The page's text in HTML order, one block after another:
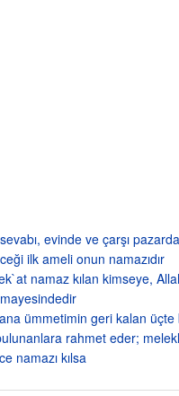
evinde ve çarşı
ilk ameli onun namazıdır
namaz kılan kimseye,
ümmetimin geri kalan üçte
rahmet eder;
namazı kılsa